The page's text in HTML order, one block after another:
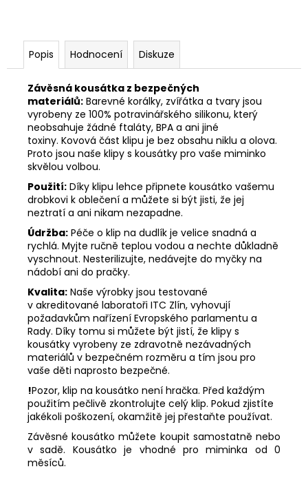
Popis Hodnocení Diskuze
Závěsná kousátka z bezpečných
materiálů: Barevné korálky, zvířátka a tvary jsou
vyrobeny ze 100% potravinářského silikonu, který
neobsahuje žádné ftaláty, BPA a ani jiné
toxiny. Kovová část klipu je bez obsahu niklu a olova.
Proto jsou naše klipy s kousátky pro vaše miminko
skvělou volbou.
Použití: Díky klipu lehce připnete kousátko vašemu
drobkovi k oblečení a můžete si být jisti, že jej
neztratí a ani nikam nezapadne.
Údržba: Péče o klip na dudlík je velice snadná a
rychlá. Myjte ručně teplou vodou a nechte důkladně
vyschnout. Nesterilizujte, nedávejte do myčky na
nádobí ani do pračky.
Kvalita: Naše výrobky jsou testované
v akreditované laboratoři ITC Zlín, vyhovují
požadavkům nařízení Evropského parlamentu a
Rady. Díky tomu si můžete být jistí, že klipy s
kousátky vyrobeny ze zdravotně nezávadných
materiálů v bezpečném rozměru a tím jsou pro
vaše děti naprosto bezpečné.
!Pozor, klip na kousátko není hračka. Před každým
použitím pečlivě zkontrolujte celý klip. Pokud zjistíte
jakékoli poškození, okamžitě jej přestaňte používat.
Závěsné kousátko můžete koupit samostatně nebo
v sadě. Kousátko je vhodné pro miminka od 0
měsíců.